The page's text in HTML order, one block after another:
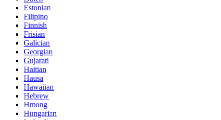
Estonian
Filipino
Finnish
Frisian
Galician
Georgian
Gujarati
Haitian
Hausa
Hawaiian
Hebrew
Hmong
Hungarian